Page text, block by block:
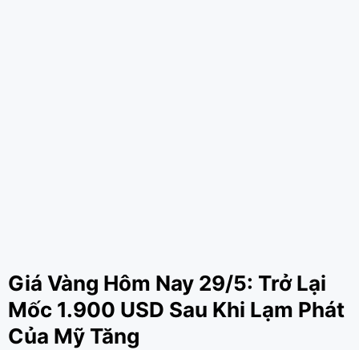
Giá Vàng Hôm Nay 29/5: Trở Lại
Mốc 1.900 USD Sau Khi Lạm Phát
Của Mỹ Tăng